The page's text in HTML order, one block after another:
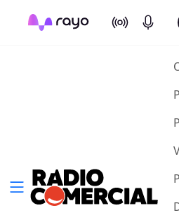
On Air